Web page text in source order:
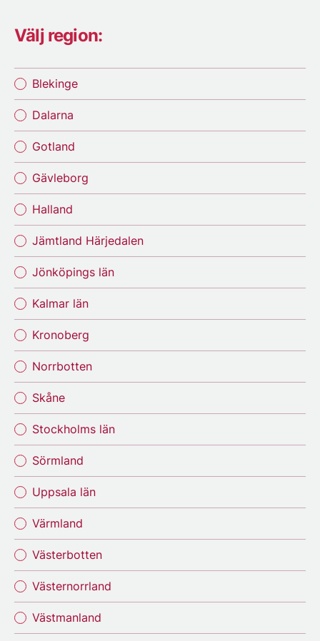
Välj region:
Blekinge
Dalarna
Gotland
Gävleborg
Halland
Jämtland Härjedalen
Jönköpings län
Kalmar län
Kronoberg
Norrbotten
Skåne
Stockholms län
Sörmland
Uppsala län
Värmland
Västerbotten
Västernorrland
Västmanland